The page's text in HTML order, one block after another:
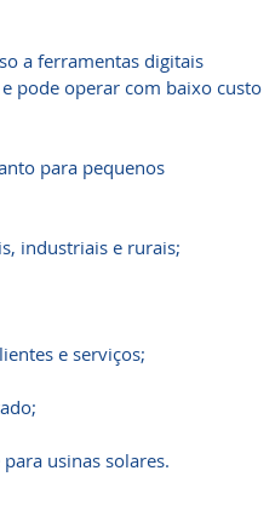
a ferramentas digitais
pode operar com baixo custo
para pequenos
industriais e rurais;
e serviços;
usinas solares.